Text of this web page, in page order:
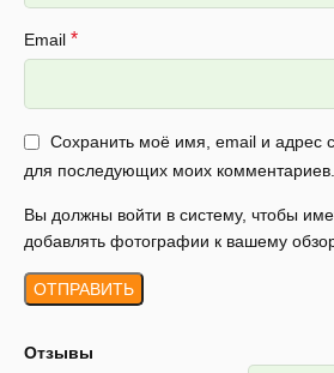
Отзывы
Email *
Сохранить моё имя, email и адрес
для последующих моих комментариев.
Вы должны войти в систему, чтобы
добавлять фотографии к вашему